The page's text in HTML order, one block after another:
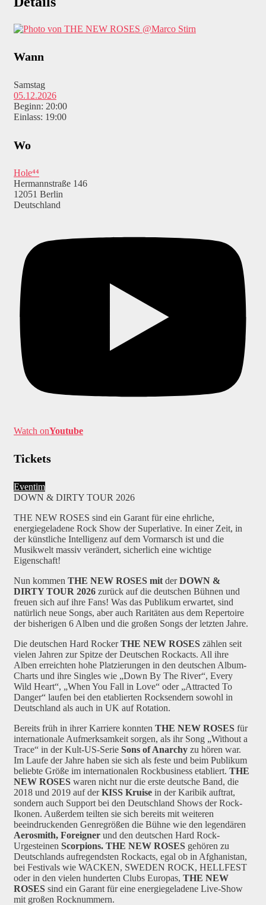
@Marco Stirn
Wann
Samstag
05.12.2026
Beginn: 20:00
Einlass: 19:00
Wo
Hole⁴⁴
Hermannstraße 146
12051 Berlin
Deutschland
Watch onYoutube
Tickets
Eventim
DOWN & DIRTY TOUR 2026
THE NEW ROSES sind ein Garant für eine ehrliche,
energiegeladene Rock Show der Superlative. In einer Zeit, in
der künstliche Intelligenz auf dem Vormarsch ist und die
Musikwelt massiv verändert, sicherlich eine wichtige
Eigenschaft!
Nun kommen THE NEW ROSES mit derDOWN &
DIRTY TOUR 2026 zurück auf die deutschen Bühnen und
freuen sich auf ihre Fans! Was das Publikum erwartet, sind
natürlich neue Songs, aber auch Raritäten aus dem Repertoire
der bisherigen 6 Alben und die großen Songs der letzten Jahre.
Die deutschen Hard RockerTHE NEW ROSES zählen seit
vielen Jahren zur Spitze der Deutschen Rockacts. All ihre
Alben erreichten hohe Platzierungen in den deutschen Album-
Charts und ihre Singles wie „Down By The River“, Every
Wild Heart“, „When You Fall in Love“ oder „Attracted To
Danger“ laufen bei den etablierten Rocksendern sowohl in
Deutschland als auch in UK auf Rotation.
Bereits früh in ihrer Karriere konnten THE NEW ROSES für
internationale Aufmerksamkeit sorgen, als ihr Song „Without a
Trace“ in der Kult-US-Serie Sons of Anarchy zu hören war.
Im Laufe der Jahre haben sie sich als feste und beim Publikum
beliebte Größe im internationalen Rockbusiness etabliert. THE
NEW ROSES waren nicht nur die erste deutsche Band, die
2018 und 2019 auf derKISS Kruise in der Karibik auftrat,
sondern auch Support bei den Deutschland Shows der Rock-
Ikonen. Außerdem teilten sie sich bereits mit weiteren
beeindruckenden Genregrößen die Bühne wie den legendären
Aerosmith, Foreigner und den deutschen Hard Rock-
Urgesteinen Scorpions. THE NEW ROSES gehören zu
Deutschlands aufregendsten Rockacts, egal ob in Afghanistan,
bei Festivals wie WACKEN, SWEDEN ROCK, HELLFEST
oder in den vielen hunderten Clubs Europas, THE NEW
ROSES sind ein Garant für eine energiegeladene Live-Show
mit großen Rocknummern.